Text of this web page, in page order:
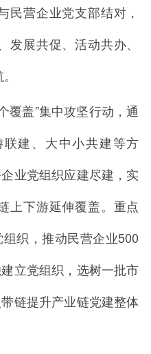
民营企业党支部结对，
展共促、活动共办、
覆盖”集中攻坚行动，通
建、大中小共建等方
业党组织应建尽建，实
上下游延伸覆盖。重点
织，推动民营企业500
立党组织，选树一批市
链提升产业链党建整体